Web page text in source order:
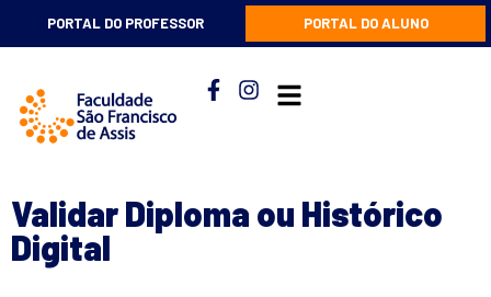
PORTAL DO PROFESSOR PORTAL DO ALUNO
Validar Diploma ou Histórico
Digital